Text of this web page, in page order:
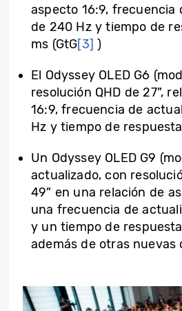
aspecto 16:9, frecuencia
de 240 Hz y tiempo de
ms (GtG[3] )
El Odyssey OLED G6
resolución QHD de 27”,
16:9, frecuencia de
Hz y tiempo de
Un Odyssey OLED G9
actualizado, con
49” en una relación de
una frecuencia de
y un tiempo de
además de otras